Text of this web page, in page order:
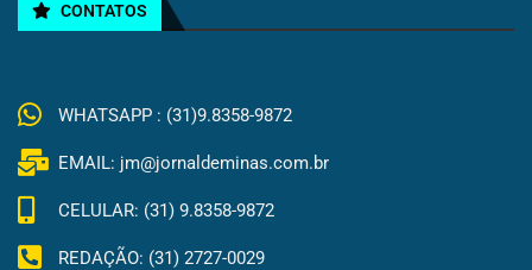
CONTATOS
WHATSAPP : (31)9.8358-9872
EMAIL: jm@jornaldeminas.com.br
CELULAR: (31) 9.8358-9872
REDAÇÃO: (31) 2727-0029